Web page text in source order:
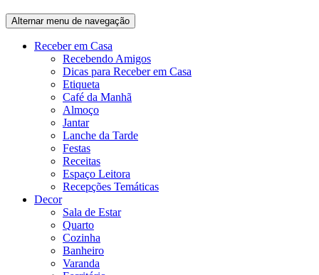
Alternar menu de navegação
Receber em Casa
Recebendo Amigos
Dicas para Receber em Casa
Etiqueta
Café da Manhã
Almoço
Jantar
Lanche da Tarde
Festas
Receitas
Espaço Leitora
Recepções Temáticas
Decor
Sala de Estar
Quarto
Cozinha
Banheiro
Varanda